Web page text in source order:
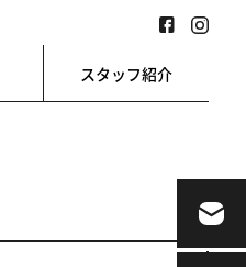
スタッフ紹介